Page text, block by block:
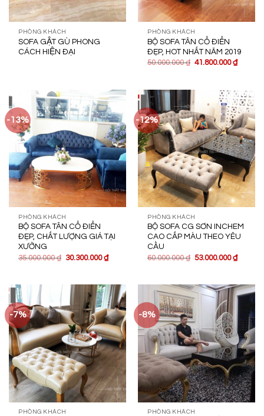
PHÒNG KHÁCH
SOFA GẬT GÙ PHONG
CÁCH HIỆN ĐẠI
PHÒNG KHÁCH
BỘ SOFA TÂN CỔ ĐIỂN
ĐẸP, HOT NHẤT NĂM 2019
50.000.000₫ 41.800.000₫
-13%
PHÒNG KHÁCH
BỘ SOFA TÂN CỔ ĐIỂN
ĐẸP, CHẤT LƯỢNG GIÁ TẠI
XƯỞNG
35.000.000₫ 30.300.000₫
-12%
PHÒNG KHÁCH
BỘ SOFA CG SƠN INCHEM
CAO CẤP MÀU THEO YÊU
CẦU
60.000.000₫ 53.000.000₫
-7%
PHÒNG KHÁCH
-8%
PHÒNG KHÁCH